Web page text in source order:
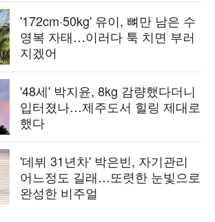
'172cm·50kg' 유이, 뼈만 남은 수
영복 자태…이러다 툭 치면 부러
지겠어
'48세' 박지윤, 8kg 감량했다더니
입터졌나…제주도서 힐링 제대로
했다
'데뷔 31년차' 박은빈, 자기관리
어느정도 길래…또렷한 눈빛으로
완성한 비주얼